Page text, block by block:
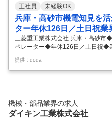
正社員 未経験OK
兵庫・高砂市機電知見を
ター年休126日／土日祝業
三菱重工業株式会社 兵庫・高砂
ペレーター◆年休126日／土日祝◆
兵庫・高砂市◆機電知見を活かす
6日／土日祝◆業界大手重工メーカ
容： GTCC発電プラントでのガス
な燃焼チューニングに従事します
タを収集・分析して性能の向上を
ビン燃焼器の安定した燃焼状態を
提供：doda
機械・部品業界の求人
ダイキン工業株式会社